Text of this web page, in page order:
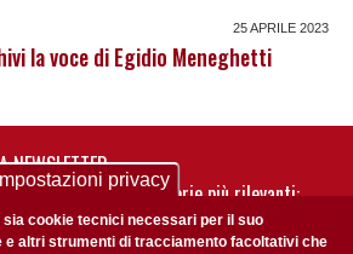
25 APRILE 2023
la voce di Egidio Meneghetti
NEWSLETTER
per te nostre storie più rilevanti:
della nostra newsletter
Impostazioni privacy
cookie tecnici necessari per il suo
e altri strumenti di tracciamento facoltativi che